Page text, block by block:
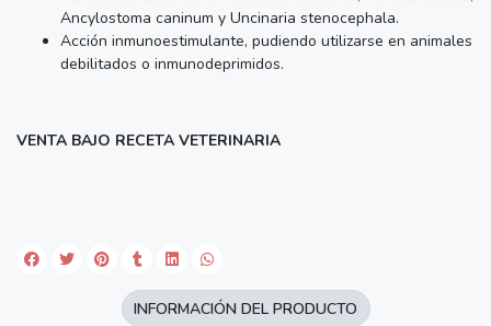
Ancylostoma caninum y Uncinaria stenocephala.
Acción inmunoestimulante, pudiendo utilizarse en animales
debilitados o inmunodeprimidos.
VENTA BAJO RECETA VETERINARIA
INFORMACIÓN DEL PRODUCTO